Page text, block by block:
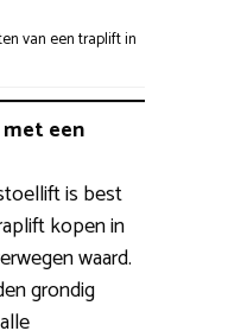
van een traplift in
een
is best
kopen in
waard.
grondig